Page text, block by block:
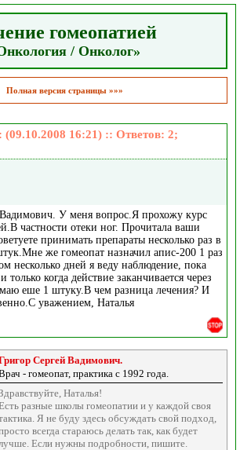
гомеопатией
/ Онколог»
Полная версия страницы »»»
16:21) :: Ответов: 2;
У меня вопрос.Я прохожу курс
частности отеки ног. Прочитала ваши
принимать препараты несколько раз в
же гомеопат назначил апис-200 1 раз
несколько дней я веду наблюдение, пока
только когда действие заканчивается через
еше 1 штуку.В чем разница лечения? И
уважением, Наталья
Сергей Вадимович.
- гомеопат, практика с 1992 года.
Наталья!
разные школы гомеопатии и у каждой своя
Я не буду здесь обсуждать свой подход,
всегда стараюсь делать так, как будет
Если нужны подробности, пишите.